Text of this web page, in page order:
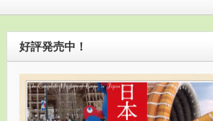
好評発売中！